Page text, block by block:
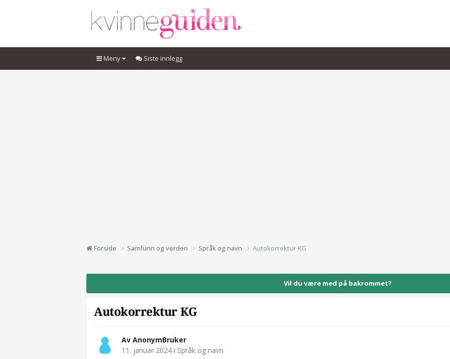
Meny Siste innlegg
Forside Samfunn og verden Språk og navn Autokorrektur KG
Vil du være med på bakrommet?
Autokorrektur KG
Av AnonymBruker
11. januar 2024 i Språk og navn